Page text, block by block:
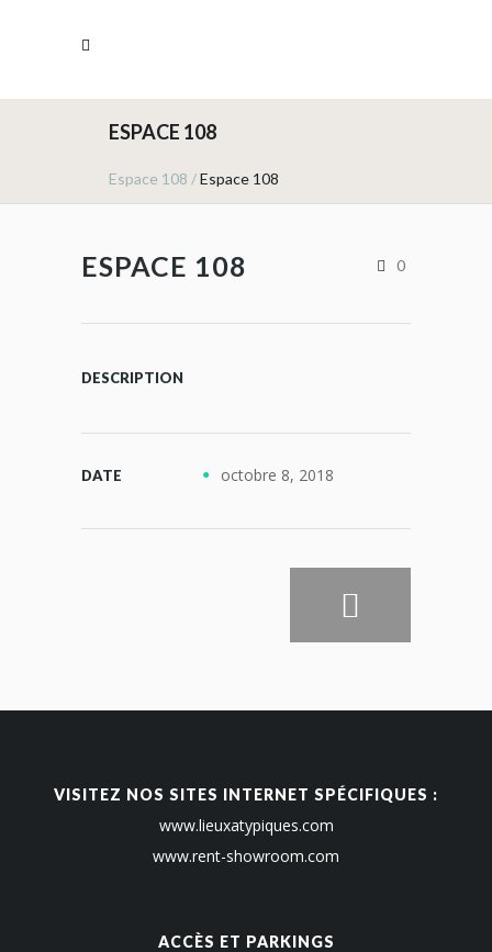
ESPACE 108
Espace 108 /Espace 108
ESPACE 108 0
DESCRIPTION
DATE octobre 8, 2018
VISITEZ NOS SITES INTERNET SPÉCIFIQUES :
www.lieuxatypiques.com
www.rent-showroom.com
ACCÈS ET PARKINGS